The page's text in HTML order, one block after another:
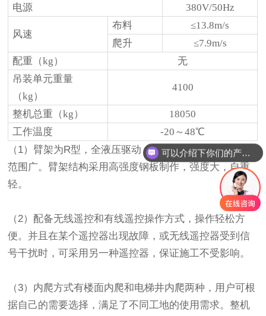
电源 380V/50Hz
风速
布料
≤13.8m/s
爬升
≤7.9m/s
配重（kg）
无
吊装单元重量
（kg）
4100
整机总重（kg）
18050
工作温度
-20～48℃
（1）臂架为R型，全液压驱动，折叠、展开灵活，布料
范围广。臂架结构采用高强度钢板制作，强度大，自重
轻。
（2）配备无线遥控和有线遥控操作方式，操作轻松方
便。并且在某个遥控器出现故障，或无线遥控器受到信
号干扰时，可采用另一种遥控器，保证施工不受影响。
（3）内爬方式有楼面内爬和电梯井内爬两种，用户可根
据自己的需要选择，满足了不同工地的使用需求。整机
你们是怎么收费的呢